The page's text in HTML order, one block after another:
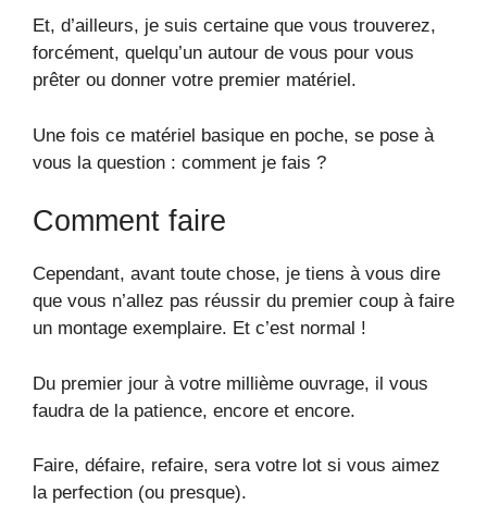
Et, d’ailleurs, je suis certaine que vous trouverez,
forcément, quelqu’un autour de vous pour vous
prêter ou donner votre premier matériel.
Une fois ce matériel basique en poche, se pose à
vous la question : comment je fais ?
Comment faire
Cependant, avant toute chose, je tiens à vous dire
que vous n’allez pas réussir du premier coup à faire
un montage exemplaire. Et c’est normal !
Du premier jour à votre millième ouvrage, il vous
faudra de la patience, encore et encore.
Faire, défaire, refaire, sera votre lot si vous aimez
la perfection (ou presque).